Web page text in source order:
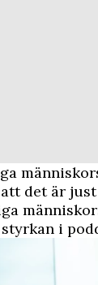
det är
i